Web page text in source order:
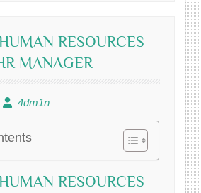
RESOURCES
MANAGER
4dm1n
RESOURCES